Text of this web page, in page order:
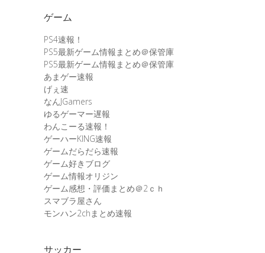
ゲーム
PS4速報！
PS5最新ゲーム情報まとめ＠保管庫
PS5最新ゲーム情報まとめ＠保管庫
あまゲー速報
げぇ速
なんJGamers
ゆるゲーマー遅報
わんこーる速報！
ゲーハーKING速報
ゲームだらだら速報
ゲーム好きブログ
ゲーム情報オリジン
ゲーム感想・評価まとめ＠2ｃｈ
スマブラ屋さん
モンハン2chまとめ速報
サッカー